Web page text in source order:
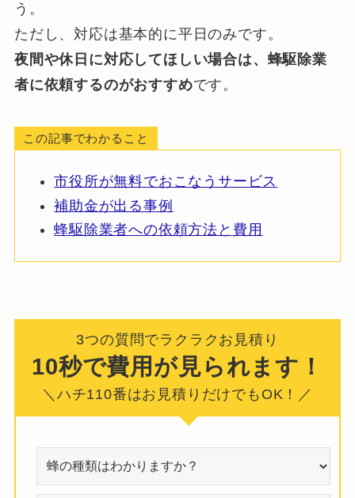
う。
ただし、対応は基本的に平日のみです。
夜間や休日に対応してほしい場合は、蜂駆除業
者に依頼するのがおすすめです。
この記事でわかること
市役所が無料でおこなうサービス
補助金が出る事例
蜂駆除業者への依頼方法と費用
3つの質問でラクラクお見積り
10秒で費用が見られます！
＼ハチ110番はお見積りだけでもOK！／